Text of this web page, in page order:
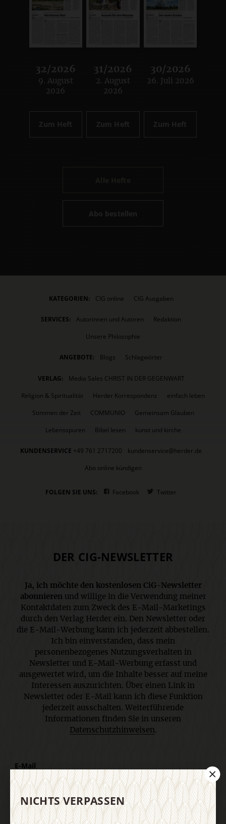
32/2026
:
9. August
2026
Zum Heft
31/2026
:
2. August
2026
Zum Heft
30/2026
:
26. Juli 2026
Zum Heft
Abo bestellen
KATEGORIEN: CIG online CIG Ausgaben
SERVICES: Autorinnen und Autoren
Redaktion
Unsere Philosophie
ANGEBOTE: Blogs Schlagwörter
VERLAG:
Media Sales CHRIST IN DER GEGENWART
Religion & Spiritualität
Herder Korrespondenz
einfach leben
Stimmen der Zeit
COMMUNIO
Gemeinsam Glauben
Lebensspuren
Bibel lesen kunst und kirche
KUNDENSERVICE +49 761 2717200
kundenservice@herder.de
Abo online kündigen
FOLGEN SIE UNS: Facebook Twitter
DER CIG-NEWSLETTER
Ja, ich möchte den kostenlosen CiG-Newsletter
abonnierenund willige in die Verwendung meiner
Kontaktdaten zum Zweck des E-Mail-Marketings
durch den Verlag Herder ein. Den Newsletter oder
die E-Mail-Werbung kann ich jederzeit abbestellen.
Ich bin einverstanden, dass mein
personenbezogenes Nutzungsverhalten in
Newsletter und E-Mail-Werbung erfasst und
ausgewertet wird, um die Inhalte besser auf meine
Interessen auszurichten. Über einen Link in
Newsletter oder E-Mail kann ich diese Funktion
jederzeit ausschalten. Weiterführende
Informationen finden Sie in unseren
Datenschutzhinweisen.
E-Mail
Jetzt anmelden
NICHTS VERPASSEN